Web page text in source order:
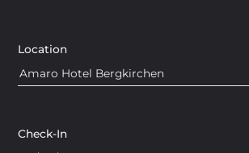
Location
Check-In